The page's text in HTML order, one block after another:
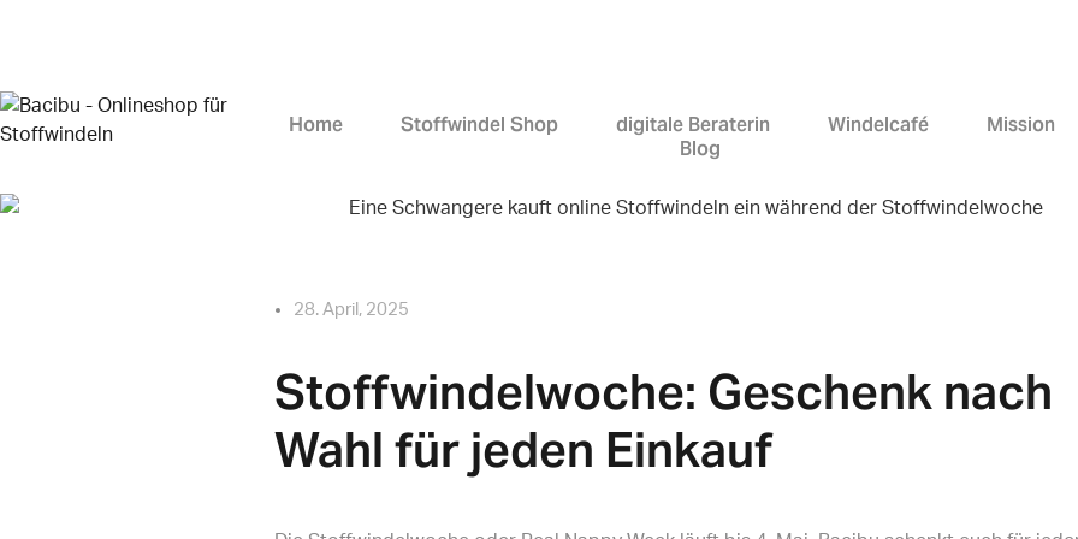
Home Stoffwindel Shop digitale Beraterin Windelcafé
Mission
Blog
28. April, 2025
Stoffwindelwoche: Geschenk nach
Wahl für jeden Einkauf